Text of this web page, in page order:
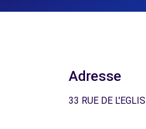
Adresse
33 RUE DE